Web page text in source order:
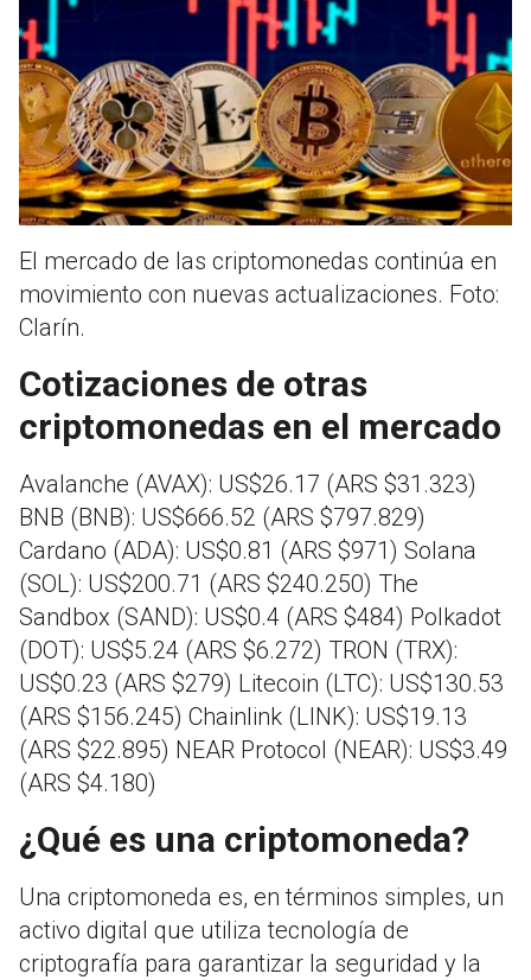
El mercado de las criptomonedas continúa en
movimiento con nuevas actualizaciones. Foto:
Clarín.
Cotizaciones de otras
criptomonedas en el mercado
Avalanche (AVAX): US$26.17 (ARS $31.323)
BNB (BNB): US$666.52 (ARS $797.829)
Cardano (ADA): US$0.81 (ARS $971) Solana
(SOL): US$200.71 (ARS $240.250) The
Sandbox (SAND): US$0.4 (ARS $484) Polkadot
(DOT): US$5.24 (ARS $6.272) TRON (TRX):
US$0.23 (ARS $279) Litecoin (LTC): US$130.53
(ARS $156.245) Chainlink (LINK): US$19.13
(ARS $22.895) NEAR Protocol (NEAR): US$3.49
(ARS $4.180)
¿Qué es una criptomoneda?
Una criptomoneda es, en términos simples, un
activo digital que utiliza tecnología de
criptografía para garantizar la seguridad y la